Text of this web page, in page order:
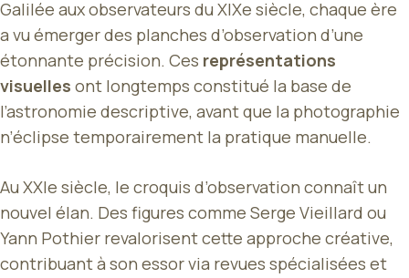
Galilée aux observateurs du XIXe siècle, chaque ère
a vu émerger des planches d’observation d’une
étonnante précision. Ces représentations
visuelles ont longtemps constitué la base de
l’astronomie descriptive, avant que la photographie
n’éclipse temporairement la pratique manuelle.
Au XXIe siècle, le croquis d’observation connaît un
nouvel élan. Des figures comme Serge Vieillard ou
Yann Pothier revalorisent cette approche créative,
contribuant à son essor via revues spécialisées et